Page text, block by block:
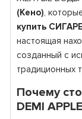
(Кено),
купить
настоящая
созданный с
традиционных
Почему
DEMI